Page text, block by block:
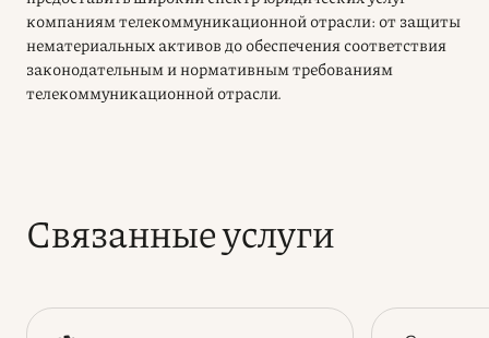
компаниям телекоммуникационной отрасли: от защиты
нематериальных активов до обеспечения соответствия
законодательным и нормативным требованиям
телекоммуникационной отрасли.
Связанные услуги